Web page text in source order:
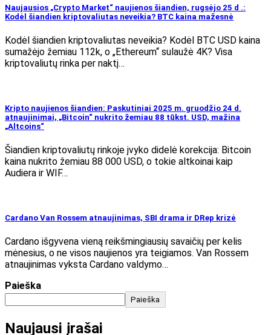
Naujausios „Crypto Market“ naujienos šiandien, rugsėjo 25 d .:
Kodėl šiandien kriptovaliutas neveikia? BTC kaina mažesnė
Kodėl šiandien kriptovaliutas neveikia? Kodėl BTC USD kaina
sumažėjo žemiau 112k, o „Ethereum“ sulaužė 4K? Visa
kriptovaliutų rinka per naktį…
Kripto naujienos šiandien: Paskutiniai 2025 m. gruodžio 24 d.
atnaujinimai, „Bitcoin“ nukrito žemiau 88 tūkst. USD, mažina
„Altcoins“
Šiandien kriptovaliutų rinkoje įvyko didelė korekcija: Bitcoin
kaina nukrito žemiau 88 000 USD, o tokie altkoinai kaip
Audiera ir WIF…
Cardano Van Rossem atnaujinimas, SBI drama ir DRep krizė
Cardano išgyvena vieną reikšmingiausių savaičių per kelis
mėnesius, o ne visos naujienos yra teigiamos. Van Rossem
atnaujinimas vyksta Cardano valdymo…
Paieška
Paieška
Naujausi įrašai